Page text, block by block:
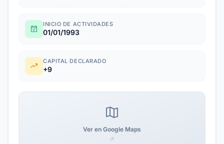
INICIO DE ACTIVIDADES
01/01/1993
CAPITAL DECLARADO
+9
Ver en Google Maps